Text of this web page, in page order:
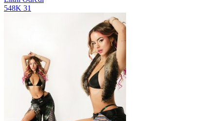
548K 31